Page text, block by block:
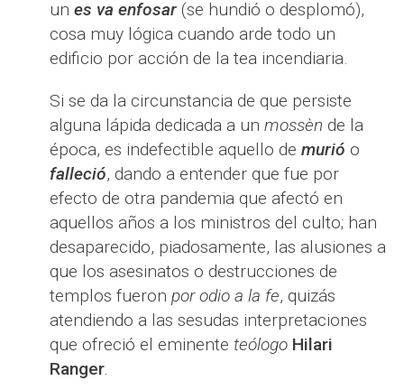
un es va enfosar (se hundió o desplomó),
cosa muy lógica cuando arde todo un
edificio por acción de la tea incendiaria.
Si se da la circunstancia de que persiste
alguna lápida dedicada a un mossèn de la
época, es indefectible aquello de murió o
falleció, dando a entender que fue por
efecto de otra pandemia que afectó en
aquellos años a los ministros del culto; han
desaparecido, piadosamente, las alusiones a
que los asesinatos o destrucciones de
templos fueron por odio a la fe, quizás
atendiendo a las sesudas interpretaciones
que ofreció el eminente teólogo Hilari
Ranger.